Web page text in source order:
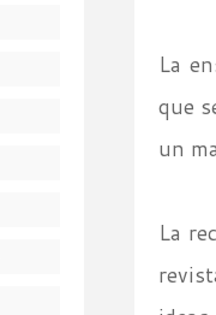
La
que
un
La